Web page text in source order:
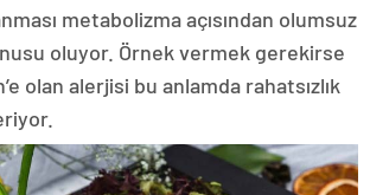
metabolizma açısından olumsuz
oluyor. Örnek vermek gerekirse
olan alerjisi bu anlamda rahatsızlık